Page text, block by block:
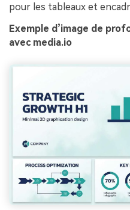
pour les tableaux et
Exemple d’image de
avec media.io